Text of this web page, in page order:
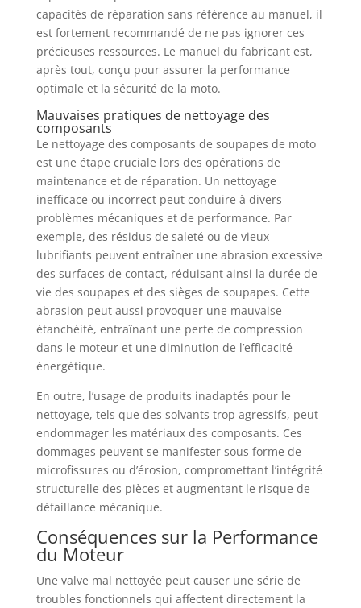
capacités de réparation sans référence au manuel, il
est fortement recommandé de ne pas ignorer ces
précieuses ressources. Le manuel du fabricant est,
après tout, conçu pour assurer la performance
optimale et la sécurité de la moto.
Mauvaises pratiques de nettoyage des
composants
Le nettoyage des composants de soupapes de moto
est une étape cruciale lors des opérations de
maintenance et de réparation. Un nettoyage
inefficace ou incorrect peut conduire à divers
problèmes mécaniques et de performance. Par
exemple, des résidus de saleté ou de vieux
lubrifiants peuvent entraîner une abrasion excessive
des surfaces de contact, réduisant ainsi la durée de
vie des soupapes et des sièges de soupapes. Cette
abrasion peut aussi provoquer une mauvaise
étanchéité, entraînant une perte de compression
dans le moteur et une diminution de l’efficacité
énergétique.
En outre, l’usage de produits inadaptés pour le
nettoyage, tels que des solvants trop agressifs, peut
endommager les matériaux des composants. Ces
dommages peuvent se manifester sous forme de
microfissures ou d’érosion, compromettant l’intégrité
structurelle des pièces et augmentant le risque de
défaillance mécanique.
Conséquences sur la Performance
du Moteur
Une valve mal nettoyée peut causer une série de
troubles fonctionnels qui affectent directement la